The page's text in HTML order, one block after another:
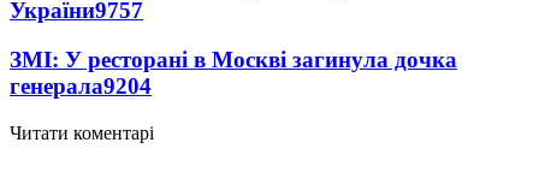
України9757
ЗМІ: У ресторані в Москві загинула дочка
генерала9204
Читати коментарі